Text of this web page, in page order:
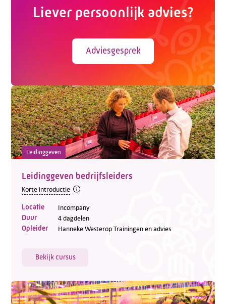
Liever persoonlijk advies?
Adviesgesprek
Leidinggeven
Leidinggeven bedrijfsleiders
Korte introductie
Locatie Incompany
Duur 4 dagdelen
Opleider Hanneke Westerop Trainingen en advies
Bekijk cursus